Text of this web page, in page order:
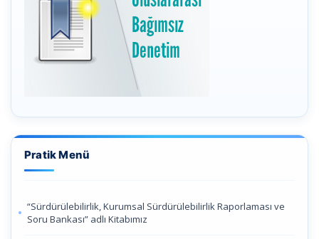
Pratik Menü
“Sürdürülebilirlik, Kurumsal Sürdürülebilirlik Raporlaması ve
Soru Bankası” adlı Kitabımız